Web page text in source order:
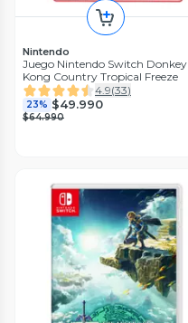
Nintendo
Juego Nintendo Switch Donkey
Kong Country Tropical Freeze
4.9(33)
23% $49.990
$64.990